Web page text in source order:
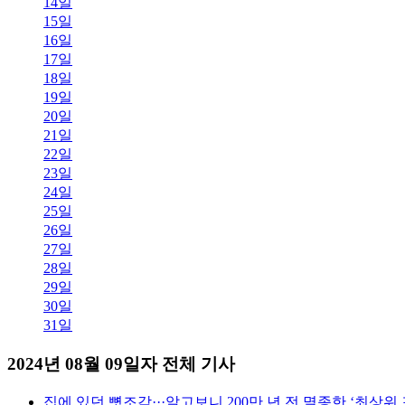
15일
16일
17일
18일
19일
20일
21일
22일
23일
24일
25일
26일
27일
28일
29일
30일
31일
2024년 08월 09일자 전체 기사
집에 있던 뼛조각···알고보니 200만 년 전 멸종한 ‘최상위